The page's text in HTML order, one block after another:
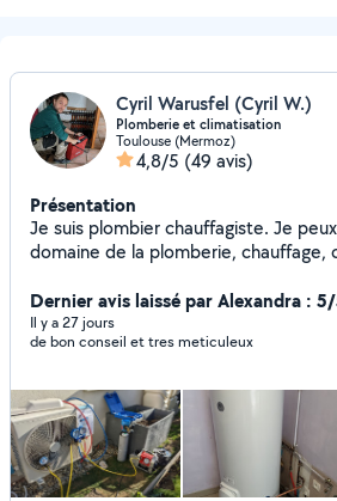
Cyril Warusfel (Cyril W.)
Plomberie et climatisation
Toulouse (Mermoz)
4,8/5 (49 avis)
Présentation
Je suis plombier chauffagiste. Je
domaine de la plomberie, chauffage,
relancer. Je rate des messages parfois.
décennale.
Dernier avis laissé par Alexandra :
Il y a 27 jours
de bon conseil et tres meticuleux